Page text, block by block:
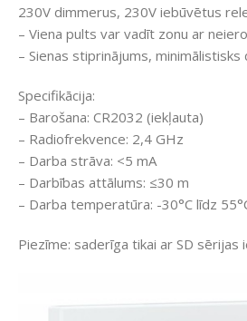
230V dimmerus, 230V iebūvētus
– Viena pults var vadīt zonu ar
– Sienas stiprinājums, minimālistisks
Specifikācija:
– Barošana: CR2032 (iekļauta)
– Radiofrekvence: 2,4 GHz
– Darba strāva: <5 mA
– Darbības attālums: ≤30 m
– Darba temperatūra: -30°C līdz
Piezīme: saderīga tikai ar SD sērijas